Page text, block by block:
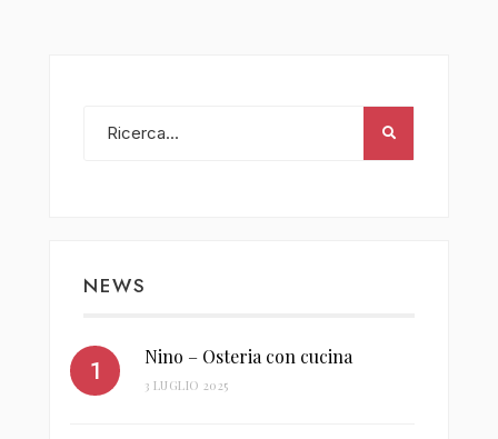
NEWS
Nino – Osteria con cucina
3 LUGLIO 2025